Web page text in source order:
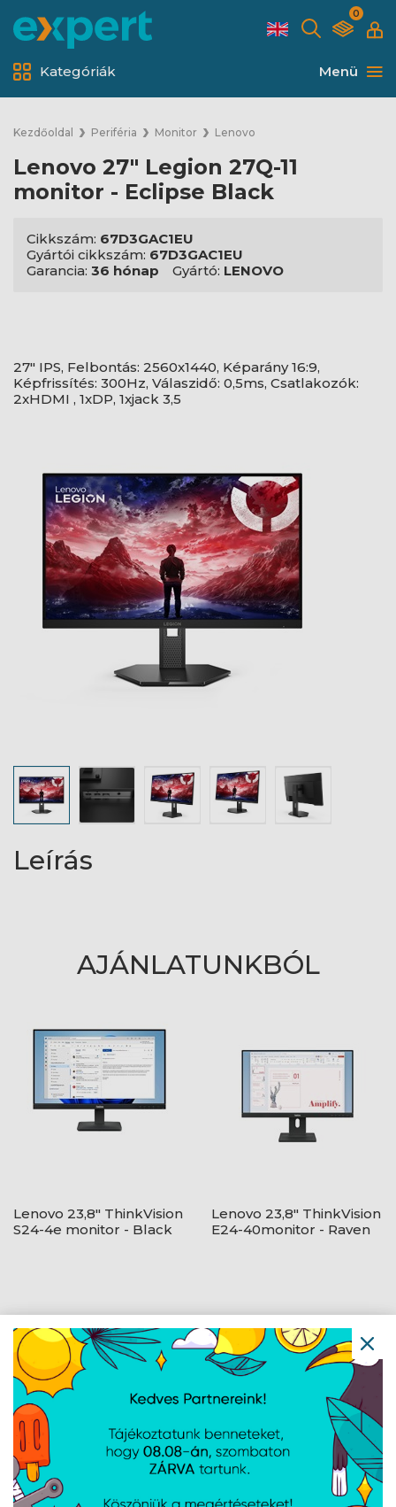
0
Menü
Kategóriák
Kezdőoldal Periféria Monitor Lenovo
Lenovo 27" Legion 27Q-11
monitor - Eclipse Black
Cikkszám: 67D3GAC1EU
Gyártói cikkszám: 67D3GAC1EU
Garancia: 36 hónap Gyártó: LENOVO
27" IPS, Felbontás: 2560x1440, Képarány 16:9,
Képfrissítés: 300Hz, Válaszidő: 0,5ms, Csatlakozók:
2xHDMI , 1xDP, 1xjack 3,5
Leírás
AJÁNLATUNKBÓL
Lenovo 23,8" ThinkVision
S24-4e monitor - Black
Lenovo 23,8" ThinkVision
E24-40monitor - Raven
Lenovo 23,8" L24-4e
monitor - Raven Black
Lenovo 27" L27qe
monitor - Raven Black